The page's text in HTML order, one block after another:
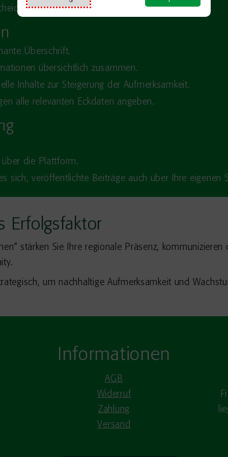
Sie sich für die passende Kategorie.
Überschrift.
übersichtlich zusammen.
Inhalte zur Steigerung der Aufmerksamkeit.
alle relevanten Eckdaten angeben.
die Plattform.
sich, veröffentlichte Beiträge auch über Ihre eigenen
Erfolgsfaktor
stärken Sie Ihre regionale Präsenz,
um nachhaltige Aufmerksamkeit und
Informationen
AGB
Widerruf
Zahlung
Versand